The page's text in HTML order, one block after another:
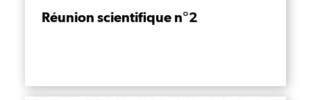
Réunion scientifique n°2